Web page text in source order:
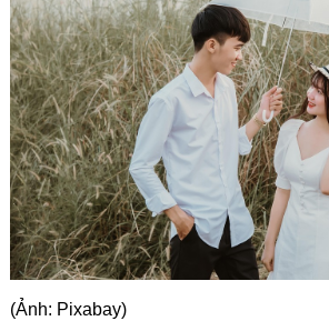
Góc chia sẻ
Liên hệ
Tìm kiếm
(Ảnh: Pixabay)